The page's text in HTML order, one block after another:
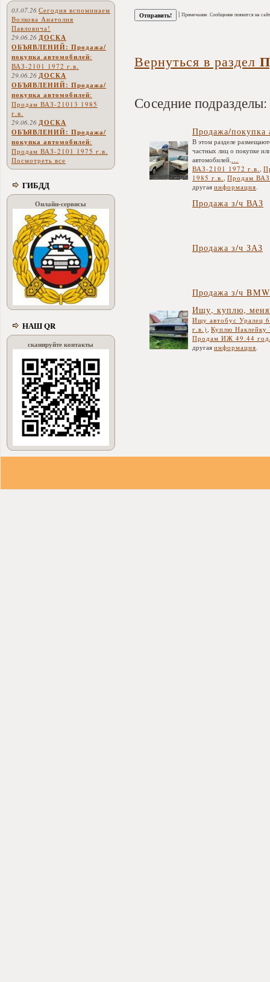
03.07.26 Сегодня вспоминаем
Волкова Анатолия
Павловича!
29.06.26 ДОСКА
ОБЪЯВЛЕНИЙ: Продажа/
покупка автомобилей:
ВАЗ-2101 1972 г.в.
29.06.26 ДОСКА
ОБЪЯВЛЕНИЙ: Продажа/
покупка автомобилей:
Продам ВАЗ-21013 1985
г.в.
29.06.26 ДОСКА
ОБЪЯВЛЕНИЙ: Продажа/
покупка автомобилей:
Продам ВАЗ-2101 1975 г.в.
Посмотреть все
ГИБДД
Онлайн-сервисы
НАШ QR
сканируйте контакты
| Примечание. Сообщение появится на
Вернуться в раздел
Соседние подразделы:
Продажа/покупка
В этом разделе
частных лиц о покупке
автомобилей. ...
ВАЗ-2101 1972 г.в.
1985 г.в. Продам
другая информация
Продажа з/ч ВАЗ
Продажа з/ч ЗАЗ
Продажа з/ч BMW
Ищу, куплю,
Ищу автобус Уралец
г.в.) Куплю
Продам ИЖ 49.44
другая информация